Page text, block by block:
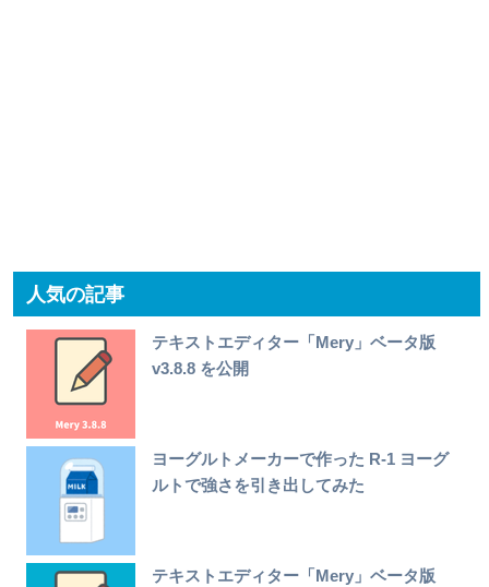
人気の記事
テキストエディター「Mery」ベータ版
v3.8.8 を公開
ヨーグルトメーカーで作った R-1 ヨーグ
ルトで強さを引き出してみた
テキストエディター「Mery」ベータ版